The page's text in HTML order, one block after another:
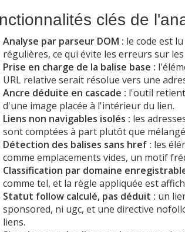
clés de
Analyse par parseur DOM : le code est
régulières, ce qui évite les erreurs sur
Prise en charge de la balise base :
URL relative serait résolue vers une
Ancre déduite en cascade : l'outil
d'une image placée à l'intérieur du lien.
Liens non navigables isolés : les
sont comptées à part plutôt que
Détection des balises sans href : les
comme emplacements vides, un motif
Classification par domaine
comme tel, et la règle appliquée est
Statut follow calculé, pas déduit : un
sponsored, ni ugc, et une directive
liens.